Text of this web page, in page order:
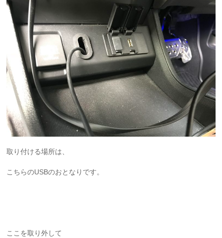
取り付ける場所は、
こちらのUSBのおとなりです。
ここを取り外して